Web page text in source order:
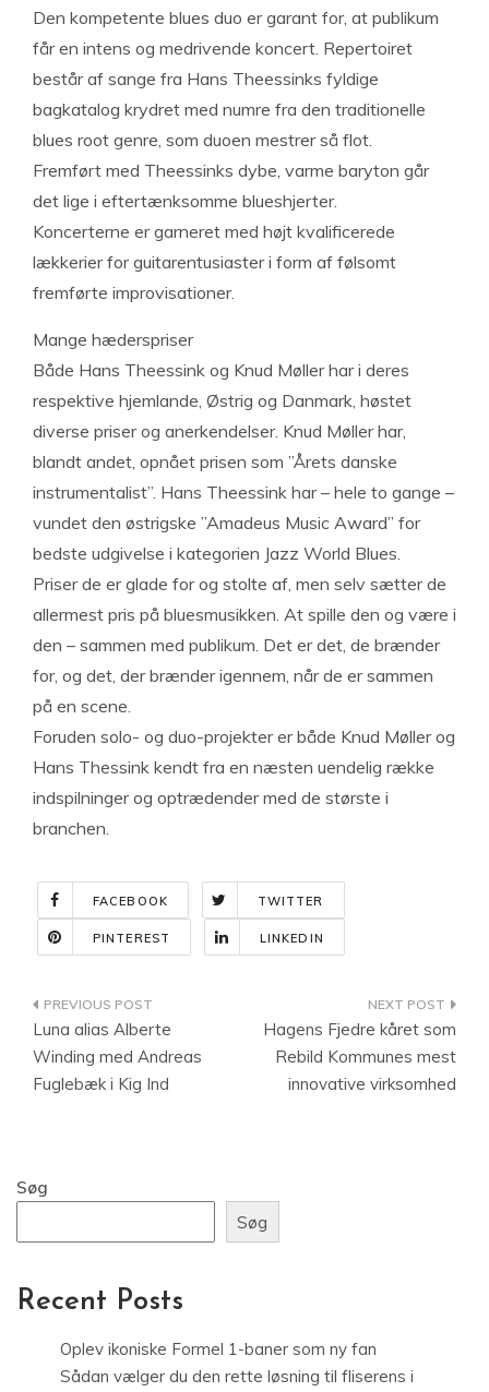
Den kompetente blues duo er garant for, at publikum
får en intens og medrivende koncert. Repertoiret
består af sange fra Hans Theessinks fyldige
bagkatalog krydret med numre fra den traditionelle
blues root genre, som duoen mestrer så flot.
Fremført med Theessinks dybe, varme baryton går
det lige i eftertænksomme blueshjerter.
Koncerterne er garneret med højt kvalificerede
lækkerier for guitarentusiaster i form af følsomt
fremførte improvisationer.
Mange hæderspriser
Både Hans Theessink og Knud Møller har i deres
respektive hjemlande, Østrig og Danmark, høstet
diverse priser og anerkendelser. Knud Møller har,
blandt andet, opnået prisen som ”Årets danske
instrumentalist”. Hans Theessink har – hele to gange –
vundet den østrigske ”Amadeus Music Award” for
bedste udgivelse i kategorien Jazz World Blues.
Priser de er glade for og stolte af, men selv sætter de
allermest pris på bluesmusikken. At spille den og være i
den – sammen med publikum. Det er det, de brænder
for, og det, der brænder igennem, når de er sammen
på en scene.
Foruden solo- og duo-projekter er både Knud Møller og
Hans Thessink kendt fra en næsten uendelig række
indspilninger og optrædender med de største i
branchen.
FACEBOOK TWITTER
PINTEREST LINKEDIN
Indlægsnavigation
Luna alias Alberte
Winding med Andreas
Fuglebæk i Kig Ind
Hagens Fjedre kåret som
Rebild Kommunes mest
innovative virksomhed
Søg
Søg
Recent Posts
Oplev ikoniske Formel 1-baner som ny fan
Sådan vælger du den rette løsning til fliserens i